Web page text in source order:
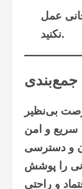
عمل
نکنید.
جمع‌بندی
بی‌نظیر
سریع و امن
و دسترسی
را پوشش
و راحتی